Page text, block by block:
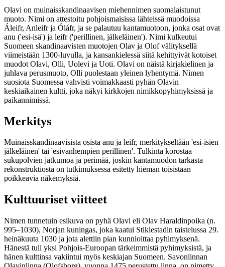
Olavi on muinaisskandinaavisen miehennimen suomalaistunut
muoto. Nimi on attestoitu pohjoismaisissa lähteissä muodoissa
Áleifr, Anleifr ja Óláfr, ja se palautuu kantamuotoon, jonka osat ovat
anu ('esi-isä') ja leifr ('perillinen, jälkeläinen'). Nimi kulkeutui
Suomeen skandinaavisten muotojen Olav ja Olof välityksellä
viimeistään 1300-luvulla, ja kansankielessä siitä kehittyivät kotoiset
muodot Olavi, Olli, Uolevi ja Uoti. Olavi on näistä kirjakielinen ja
juhlava perusmuoto, Olli puolestaan yleinen lyhentymä. Nimen
suosiota Suomessa vahvisti voimakkaasti pyhän Olavin
keskiaikainen kultti, joka näkyi kirkkojen nimikkopyhimyksissä ja
paikannimissä.
Merkitys
Muinaisskandinaavisista osista anu ja leifr, merkitykseltään 'esi-isien
jälkeläinen' tai 'esivanhempien perillinen'. Tulkinta korostaa
sukupolvien jatkumoa ja perimää, joskin kantamuodon tarkasta
rekonstruktiosta on tutkimuksessa esitetty hieman toisistaan
poikkeavia näkemyksiä.
Kulttuuriset viitteet
Nimen tunnetuin esikuva on pyhä Olavi eli Olav Haraldinpoika (n.
995–1030), Norjan kuningas, joka kaatui Stiklestadin taistelussa 29.
heinäkuuta 1030 ja jota alettiin pian kunnioittaa pyhimyksenä.
Hänestä tuli yksi Pohjois-Euroopan tärkeimmistä pyhimyksistä, ja
hänen kulttinsa vakiintui myös keskiajan Suomeen. Savonlinnan